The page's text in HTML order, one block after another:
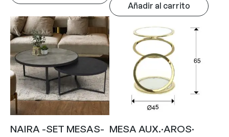
Añadir al carrito
NAIRA -SET MESAS- MESA AUX.·AROS·